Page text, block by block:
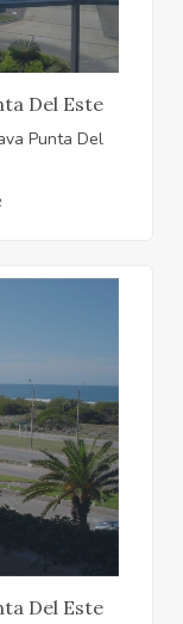
Del Este
Punta Del
Del Este